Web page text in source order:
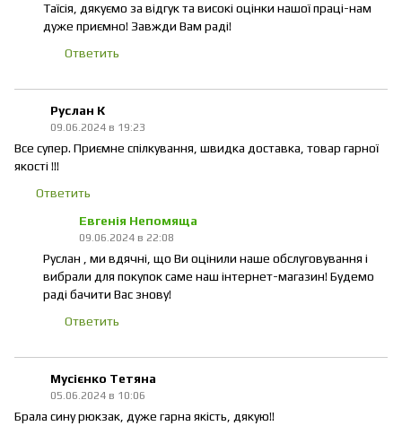
Таїсія, дякуємо за відгук та високі оцінки нашої праці-нам
дуже приємно! Завжди Вам раді!
Ответить
Руслан К
09.06.2024 в 19:23
Все супер. Приємне спілкування, швидка доставка, товар гарної
якості !!!
Ответить
Евгенія Непомяща
09.06.2024 в 22:08
Руслан , ми вдячні, що Ви оцінили наше обслуговування і
вибрали для покупок саме наш інтернет-магазин! Будемо
раді бачити Вас знову!
Ответить
Мусієнко Тетяна
05.06.2024 в 10:06
Брала сину рюкзак, дуже гарна якість, дякую!!